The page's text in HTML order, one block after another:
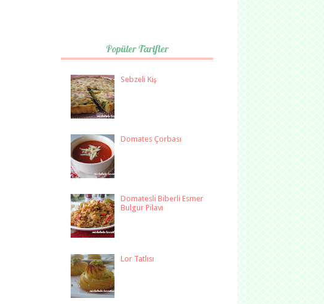
Popüler Tarifler
Sebzeli Kiş
Domates Çorbası
Domatesli Biberli Esmer
Bulgur Pilavı
Lor Tatlısı